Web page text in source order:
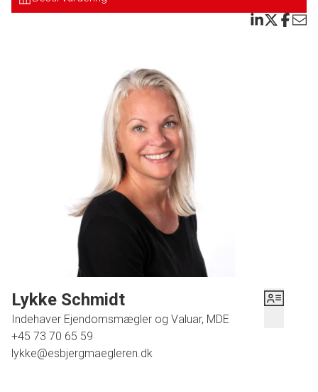
med bruseniche. Soveværelse med udgang til SKØN solvendt og meget stor
Denne her lejlighed i hjertet af Esbjerg kan nu blive din.
Kom og se denne lejlighed der er beliggende i super flot og renoveret
Lykke Schmidt
Indehaver Ejendomsmægler og Valuar, MDE
+45 73 70 65 59
lykke@esbjergmaegleren.dk